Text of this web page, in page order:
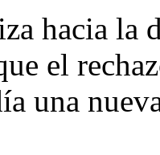
hacia
el
una